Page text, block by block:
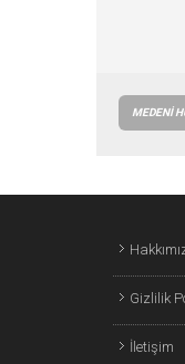
MEDENI
Gizlilik
İletişim